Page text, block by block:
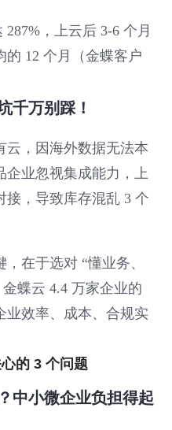
，上云后 3-6 个月
的 12 个月（金蝶客户
千万别踩！
云，因海外数据无法本
企业忽视集成能力，上
接，导致库存混乱 3 个
在于选对 “懂业务、
蝶云 4.4 万家企业的
业效率、成本、合规实
的 3 个问题
中小微企业负担得起